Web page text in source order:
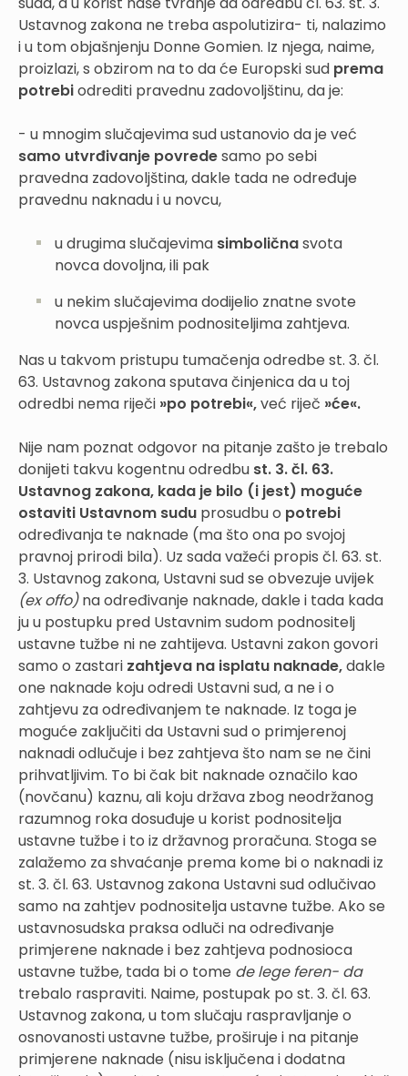
Ustavnog zakona ne treba aspolutizira- ti, nalazimo
i u tom objašnjenju Donne Gomien. Iz njega, naime,
proizlazi, s obzirom na to da će Europski sud prema
potrebiodrediti pravednu zadovoljštinu, da je:
- u mnogim slučajevima sud ustanovio da je već
samo utvrđivanje povredesamo po sebi
pravedna zadovoljština, dakle tada ne određuje
pravednu naknadu i u novcu,
u drugima slučajevima simboličnasvota
novca dovoljna, ili pak
u nekim slučajevima dodijelio znatne svote
novca uspješnim podnositeljima zahtjeva.
Nas u takvom pristupu tumačenja odredbe st. 3. čl.
63. Ustavnog zakona sputava činjenica da u toj
odredbi nema riječi »po potrebi«,već riječ »će«.
Nije nam poznat odgovor na pitanje zašto je trebalo
donijeti takvu kogentnu odredbu st. 3. čl. 63.
Ustavnog zakona, kada je bilo (i jest) moguće
ostaviti Ustavnom sudu prosudbu o potrebi
određivanja te naknade (ma što ona po svojoj
pravnoj prirodi bila). Uz sada važeći propis čl. 63. st.
3. Ustavnog zakona, Ustavni sud se obvezuje uvijek
(ex offo)na određivanje naknade, dakle i tada kada
ju u postupku pred Ustavnim sudom podnositelj
ustavne tužbe ni ne zahtijeva. Ustavni zakon govori
samo o zastari zahtjeva na isplatu naknade,dakle
one naknade koju odredi Ustavni sud, a ne i o
zahtjevu za određivanjem te naknade. Iz toga je
moguće zaključiti da Ustavni sud o primjerenoj
naknadi odlučuje i bez zahtjeva što nam se ne čini
prihvatljivim. To bi čak bit naknade označilo kao
(novčanu) kaznu, ali koju država zbog neodržanog
razumnog roka dosuđuje u korist podnositelja
ustavne tužbe i to iz državnog proračuna. Stoga se
zalažemo za shvaćanje prema kome bi o naknadi iz
st. 3. čl. 63. Ustavnog zakona Ustavni sud odlučivao
samo na zahtjev podnositelja ustavne tužbe. Ako se
ustavnosudska praksa odluči na određivanje
primjerene naknade i bez zahtjeva podnosioca
ustavne tužbe, tada bi o tome de lege feren- da
trebalo raspraviti. Naime, postupak po st. 3. čl. 63.
Ustavnog zakona, u tom slučaju raspravljanje o
osnovanosti ustavne tužbe, proširuje i na pitanje
primjerene naknade (nisu isključena i dodatna